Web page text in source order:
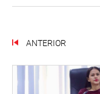
ANTERIOR